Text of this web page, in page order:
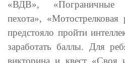
«ВДВ», «Пограничные
пехота»,
предстояло пройти
заработать баллы. Для
викторина и квест «Своя